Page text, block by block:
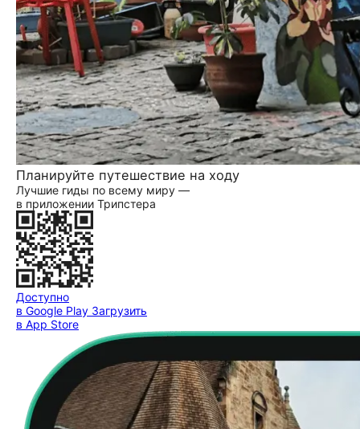
Планируйте путешествие на ходу
Лучшие гиды по всему миру —
в приложении Трипстера
Доступно
в Google Play Загрузить
в App Store